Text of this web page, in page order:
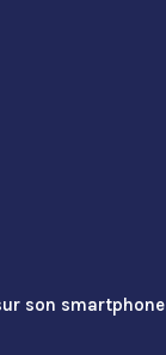
son smartphone